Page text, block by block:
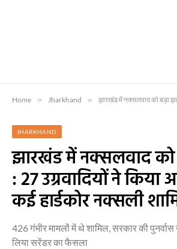
Home » Jharkhand » झारखंड में नक्सलवाद को बड़ा झटका : 27
JHARKHAND
झारखंड में नक्सलवाद
: 27 उग्रवादियों ने
कई हार्डकोर नक्सली
426 गंभीर मामलों में थे शामिल, सरकार की पुनर्वास
लिया सरेंडर का फैसला